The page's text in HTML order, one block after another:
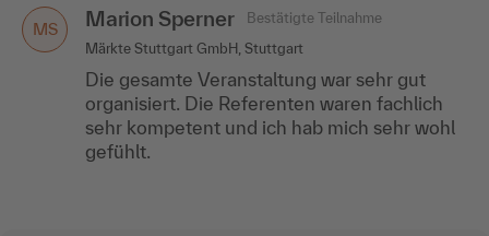
MS Marion Sperner
Bestätigte Teilnahme
Märkte Stuttgart GmbH, Stuttgart
Die gesamte Veranstaltung war sehr gut
organisiert. Die Referenten waren fachlich
sehr kompetent und ich hab mich sehr wohl
gefühlt.